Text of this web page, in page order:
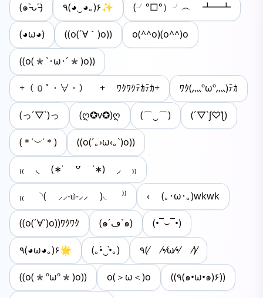
(๑˃̵ᴗ˂̵) ٩(◕‿◕｡)۶✨ (╯°□°）╯︵ ┻━┻
(◕ω◕) ((o(´∀｀)o)) o(^^o)(o^^)o
((o(*`･ω･´*)o))
+（0ﾟ・∀・） + ﾜｸﾜｸﾃｶﾃｶ+ ﾜｸ(灬ºωº灬)ﾃｶ
(っ´▽`)っ (ღ✪v✪)ღ (⌒‿⌒) (´▽`ʃ♡ƪ)
(＊˙︶˙＊) ((o(´｡›ω‹｡`)o))
₍₍ ◟ (∗˙ ꒵ ˙∗) ◞ ₎₎
₍₍ ◝( ⸝⸝-௰-⸝⸝ )◟ ⁾⁾ ‹ (｡･ω･｡)wkwk
((o(´∀`)o))ﾜｸﾜｸ (๑´ڡ`๑) (•‾⌣‾•)
٩(◕ω◕｡)۶🌟 (｡•́‿•̀｡) ٩(⁄ ⁄•⁄ω⁄•⁄ ⁄)⁄
((o(*ºωº*)o)) o(＞ω＜)o ((٩(๑•ω•๑)۶))